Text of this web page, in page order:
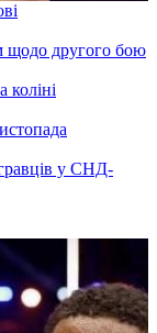
щодо другого бою
у СНД-